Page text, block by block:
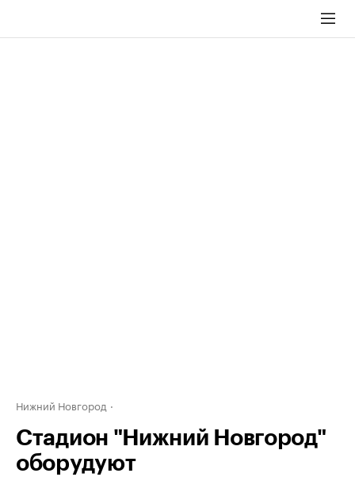
Нижний Новгород
Стадион "Нижний Новгород"
оборудуют